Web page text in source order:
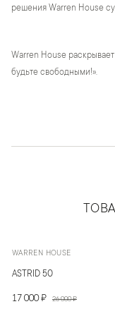
решения Warren House
Warren House
будьте свободными!».
WARREN HOUSE
ASTRID 50
17 000 ₽ 26 000 ₽